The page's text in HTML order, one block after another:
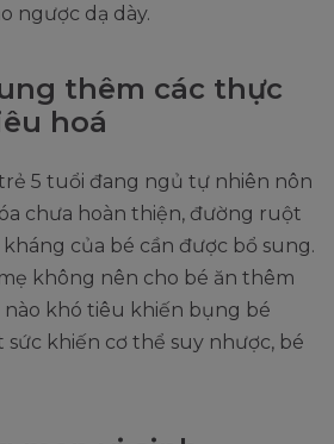
ngược dạ dày.
thêm các thực
hoá
5 tuổi đang ngủ tự nhiên nôn
chưa hoàn thiện, đường ruột
của bé cần được bổ sung.
không nên cho bé ăn thêm
khó tiêu khiến bụng bé
khiến cơ thể suy nhược, bé